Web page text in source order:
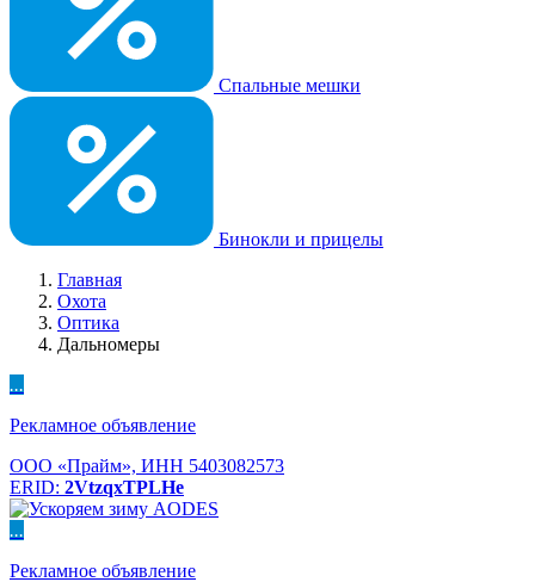
Спальные мешки
Бинокли и прицелы
Главная
Охота
Оптика
Дальномеры
...
Рекламное объявление
ООО «Прайм», ИНН 5403082573
ERID: 2VtzqxTPLHe
...
Рекламное объявление